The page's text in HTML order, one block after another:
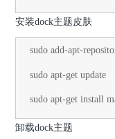
安装dock主题皮肤
sudo add-apt-
sudo apt-get update
sudo apt-get install
卸载dock主题